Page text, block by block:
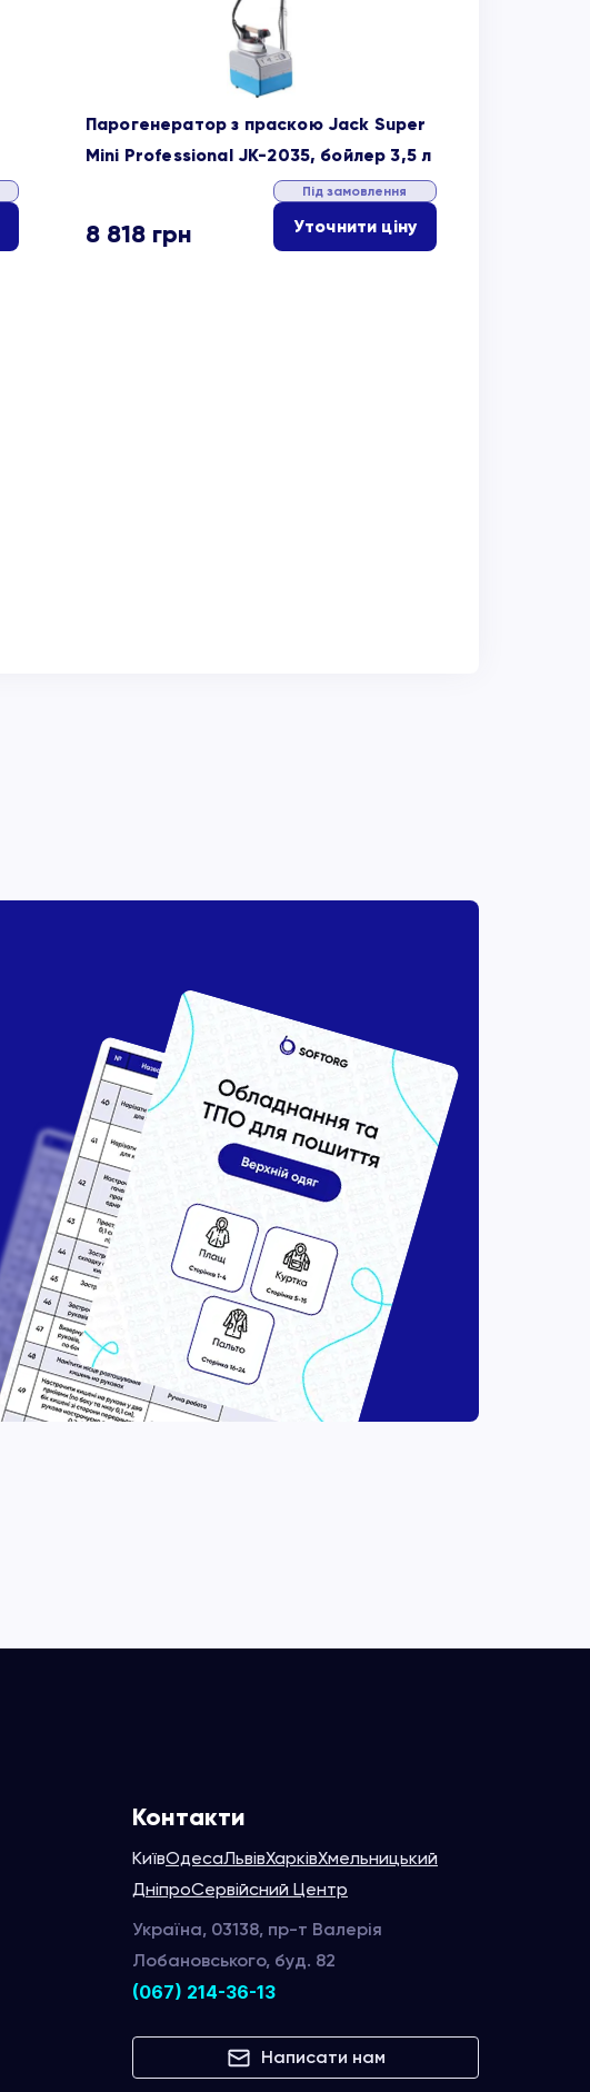
Парогенератор з праскою Jack Super
Mini Professional JK-2035, бойлер 3,5 л
8 818 грн
Під замовлення
Уточнити ціну
Контакти
КиївОдесаЛьвівХарківХмельницький
ДніпроСервійсний Центр
Україна, 03138, пр-т Валерія
Лобановського, буд. 82
(067) 214-36-13
Написати нам